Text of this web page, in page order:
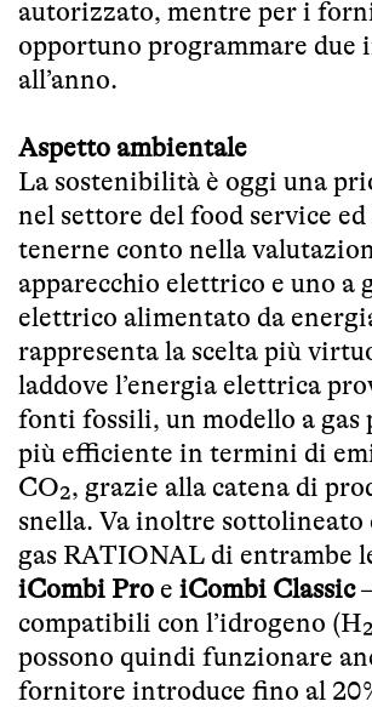
autorizzato, mentre per i forni
opportuno programmare due
all’anno.
Aspetto ambientale
La sostenibilità è oggi una
nel settore del food service ed
tenerne conto nella
apparecchio elettrico e uno a
elettrico alimentato da
rappresenta la scelta più
laddove l’energia elettrica
fonti fossili, un modello a gas
più efficiente in termini di
CO₂, grazie alla catena di
snella. Va inoltre sottolineato
gas RATIONAL di entrambe
iCombi Pro e iCombi Classic
compatibili con l’idrogeno
possono quindi funzionare
fornitore introduce fino al